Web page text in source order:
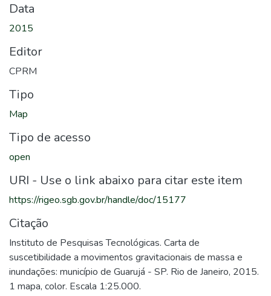
Data
2015
Editor
CPRM
Tipo
Map
Tipo de acesso
open
URI - Use o link abaixo para citar este item
https://rigeo.sgb.gov.br/handle/doc/15177
Citação
Instituto de Pesquisas Tecnológicas. Carta de
suscetibilidade a movimentos gravitacionais de massa e
inundações: município de Guarujá - SP. Rio de Janeiro, 2015.
1 mapa, color. Escala 1:25.000.